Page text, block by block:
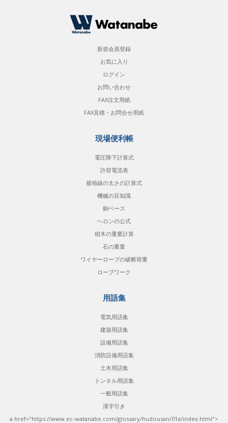
新規会員登録
お気に入り
ログイン
お問い合わせ
FAX注文用紙
FAX見積・お問合せ用紙
現場便利帳
電圧降下計算式
許容電流表
接地線の太さの計算式
機械の豆知識
銅ベース
ヘロンの公式
樹木の重量計算
石の重量
ワイヤーロープの破断荷重
ロープワーク
用語集
電気用語集
建築用語集
設備用語集
消防設備用語集
土木用語集
トンネル用語集
一般用語集
漢字引き
a href="https://www.ec-watanabe.com/glossary/hudousan/01a/index.html">